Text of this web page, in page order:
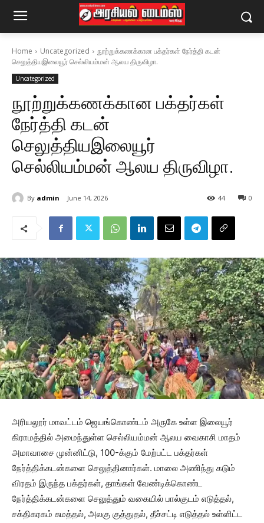
Home Uncategorized
நூற்றுக்கணக்கான பக்தர்கள் நேர்த்தி கடன்
செலுத்தியஇலையூர் செல்லியம்மன் ஆலய திருவிழா.
Uncategorized
நூற்றுக்கணக்கான பக்தர்கள்
நேர்த்தி கடன்
செலுத்தியஇலையூர்
செல்லியம்மன் ஆலய திருவிழா.
By admin June 14, 2026 0
44
அரியலூர் மாவட்டம் ஜெயங்கொண்டம் அருகே உள்ள இலையூர்
கிராமத்தில் அமைந்துள்ள செல்லியம்மன் ஆலய வைகாசி மாதம்
அமாவாசை முன்னிட்டு, 100-க்கும் மேற்பட்ட பக்தர்கள்
நேர்த்திக்கடன்களை செலுத்தினார்கள். மாலை அணிந்து கடும்
விரதம் இருந்த பக்தர்கள், தாங்கள் வேண்டிக்கொண்ட
நேர்த்திக்கடன்களை செலுத்தும் வகையில் பால்குடம் எடுத்தல்,
சக்திகரகம் சுமத்தல், அலகு குத்துதல், தீச்சட்டி எடுத்தல் உள்ளிட்ட